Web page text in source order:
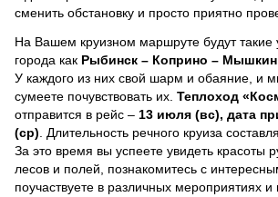
сменить обстановку и просто приятно
На Вашем круизном маршруте будут такие
города как Рыбинск – Коприно – Мышкин
У каждого из них свой шарм и обаяние, и
сумеете почувствовать их. Теплоход
отправится в рейс – 13 июля (вс), дата
(ср) . Длительность речного круиза
За это время вы успеете увидеть красоты
лесов и полей, познакомитесь с
поучаствуете в различных мероприятиях и